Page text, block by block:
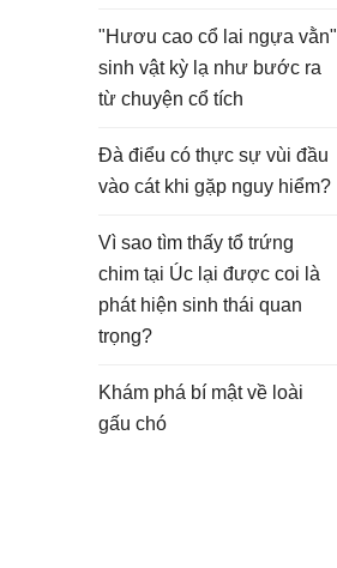
"Hươu cao cổ lai ngựa vằn"
sinh vật kỳ lạ như bước ra
từ chuyện cổ tích
Đà điểu có thực sự vùi đầu
vào cát khi gặp nguy hiểm?
Vì sao tìm thấy tổ trứng
chim tại Úc lại được coi là
phát hiện sinh thái quan
trọng?
Khám phá bí mật về loài
gấu chó